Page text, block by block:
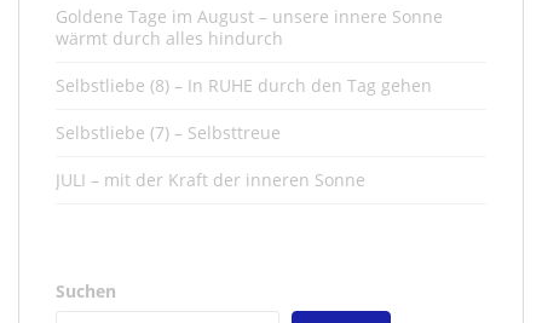
Goldene Tage im August – unsere innere Sonne
wärmt durch alles hindurch
Selbstliebe (8) – In RUHE durch den Tag gehen
Selbstliebe (7) – Selbsttreue
JULI – mit der Kraft der inneren Sonne
Suchen